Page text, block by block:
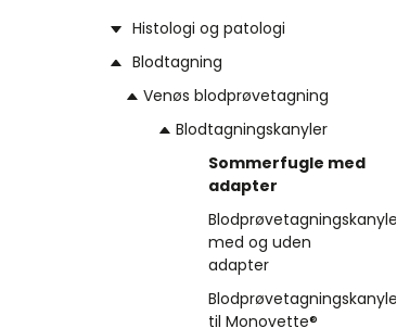
Histologi og patologi
Blodtagning
Venøs blodprøvetagning
Blodtagningskanyler
Sommerfugle med
adapter
Blodprøvetagningskanyler
med og uden
adapter
Blodprøvetagningskanyler
til Monovette®